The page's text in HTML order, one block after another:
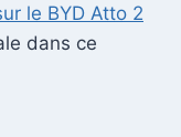
le BYD Atto 2
dans ce